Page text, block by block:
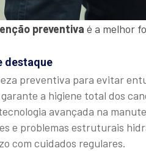
preventiva é a melhor
destaque
preventiva para evitar
garante a higiene total dos
avançada na
e problemas estruturais
com cuidados regulares.